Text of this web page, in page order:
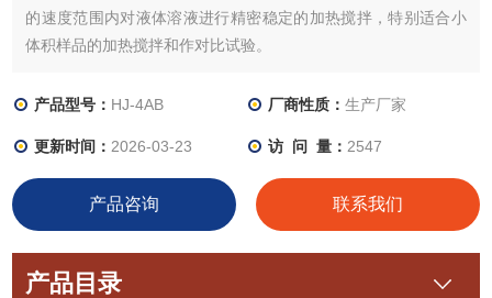
的速度范围内对液体溶液进行精密稳定的加热搅拌，特别适合小
体积样品的加热搅拌和作对比试验。
产品型号： HJ-4AB 厂商性质： 生产厂家
更新时间： 2026-03-23 访 问 量： 2547
产品咨询 联系我们
产品目录